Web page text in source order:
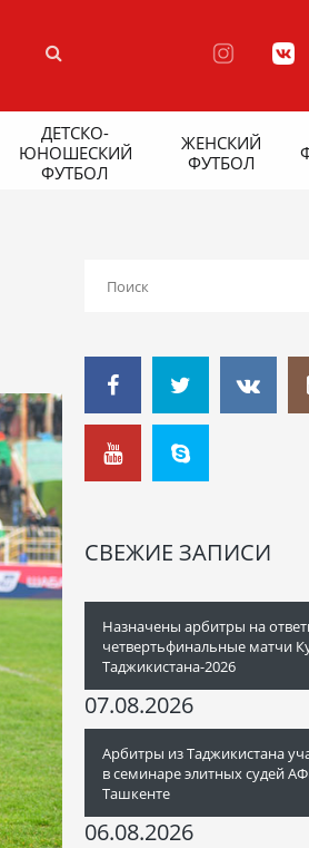
ДЕТСКО-
ЮНОШЕСКИЙ
ФУТБОЛ
ЖЕНСКИЙ
ФУТБОЛ
СВЕЖИЕ ЗАПИСИ
Назначены арбитры на
четвертьфинальные матчи
Таджикистана-2026
07.08.2026
Арбитры из Таджикистана
в семинаре элитных судей
Ташкенте
06.08.2026